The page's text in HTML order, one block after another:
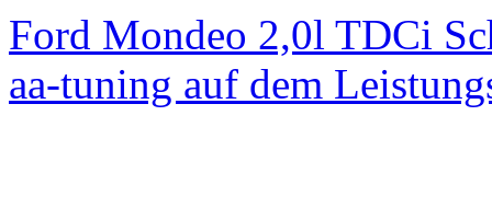
Ford Mondeo 2,0l TDCi
aa-tuning auf dem